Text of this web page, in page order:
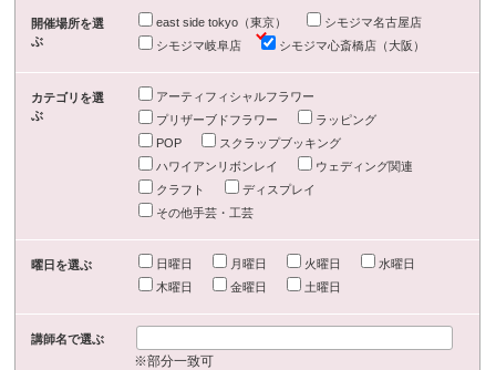
開催場所を選
ぶ
east side tokyo（東京）
シモジマ名古屋店
シモジマ岐阜店
シモジマ心斎橋店（大阪）
カテゴリを選
ぶ
アーティフィシャルフラワー
プリザーブドフラワー
ラッピング
POP
スクラップブッキング
ハワイアンリボンレイ
ウェディング関連
クラフト
ディスプレイ
その他手芸・工芸
曜日を選ぶ 日曜日 月曜日 火曜日
水曜日
木曜日
金曜日 土曜日
講師名で選ぶ
※部分一致可